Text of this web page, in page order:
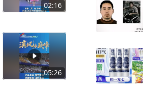
02:16
05:26